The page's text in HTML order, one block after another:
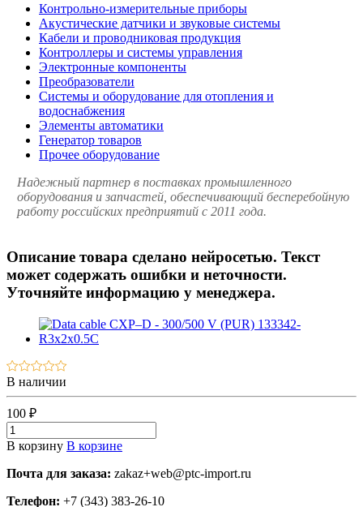
Контрольно-измерительные приборы
Акустические датчики и звуковые системы
Кабели и проводниковая продукция
Контроллеры и системы управления
Электронные компоненты
Преобразователи
Системы и оборудование для отопления и
водоснабжения
Элементы автоматики
Генератор товаров
Прочее оборудование
Надежный партнер в поставках промышленного
оборудования и запчастей, обеспечивающий бесперебойную
работу российских предприятий с 2011 года.
Описание товара сделано нейросетью. Текст
может содержать ошибки и неточности.
Уточняйте информацию у менеджера.
В наличии
100 ₽
В корзину В корзине
Почта для заказа: zakaz+web@ptc-import.ru
Телефон: +7 (343) 383-26-10